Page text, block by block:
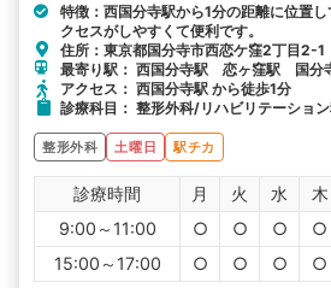
特徴：西国分寺駅から1分の距離に位置
クセスがしやすくて便利です。
住所：東京都国分寺市西恋ケ窪2丁目2-1
最寄り駅： 西国分寺駅 恋ヶ窪駅 国分
アクセス： 西国分寺駅 から徒歩1分
診療科目： 整形外科/リハビリテーショ
整形外科 土曜日 駅チカ
診療時間 月 火 水 木
9:00～11:00
○ ○ ○ ○
15:00～17:00
○ ○ ○ ○